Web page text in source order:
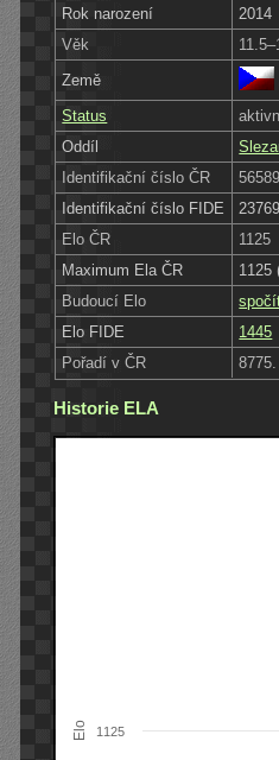
Rok narození
2014
Věk
Země
Status
Oddíl
Identifikační číslo ČR
56589
Identifikační číslo FIDE
Elo ČR
1125
Maximum Ela ČR
1125
Budoucí Elo
Elo FIDE
1445
Pořadí v ČR
8775.
Historie ELA
Elo 1125